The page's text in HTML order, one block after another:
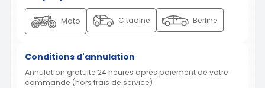
Moto Citadine Berline
Conditions d'annulation
Annulation gratuite 24 heures après paiement de votre
commande (hors frais de service)